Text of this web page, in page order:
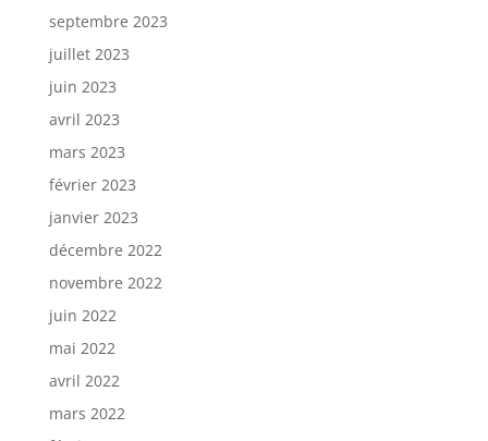
septembre 2023
juillet 2023
juin 2023
avril 2023
mars 2023
février 2023
janvier 2023
décembre 2022
novembre 2022
juin 2022
mai 2022
avril 2022
mars 2022